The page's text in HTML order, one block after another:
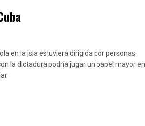
en la isla estuviera dirigida por personas
la dictadura podría jugar un papel mayor en